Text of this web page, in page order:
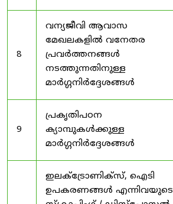
8
വന്യജീവി ആവാസ
മേഖലകളിൽ വനേതര
പ്രവർത്തനങ്ങൾ
നടത്തുന്നതിനുള്ള
മാർഗ്ഗനിർദ്ദേശങ്ങൾ
9
പ്രകൃതിപഠന
ക്യാമ്പുകൾക്കുള്ള
മാർഗ്ഗനിർദ്ദേശങ്ങൾ
ഇലക്‌ട്രോണിക്‌സ്, ഐടി
ഉപകരണങ്ങൾ എന്നിവയുടെ